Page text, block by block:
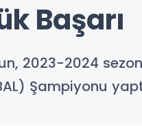
Başarı
2023-2024
Şampiyonu